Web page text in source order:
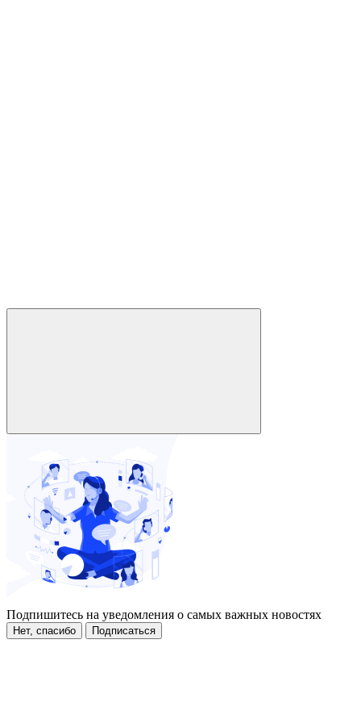
Подпишитесь на уведомления о самых важных новостях
Нет, спасибо Подписаться